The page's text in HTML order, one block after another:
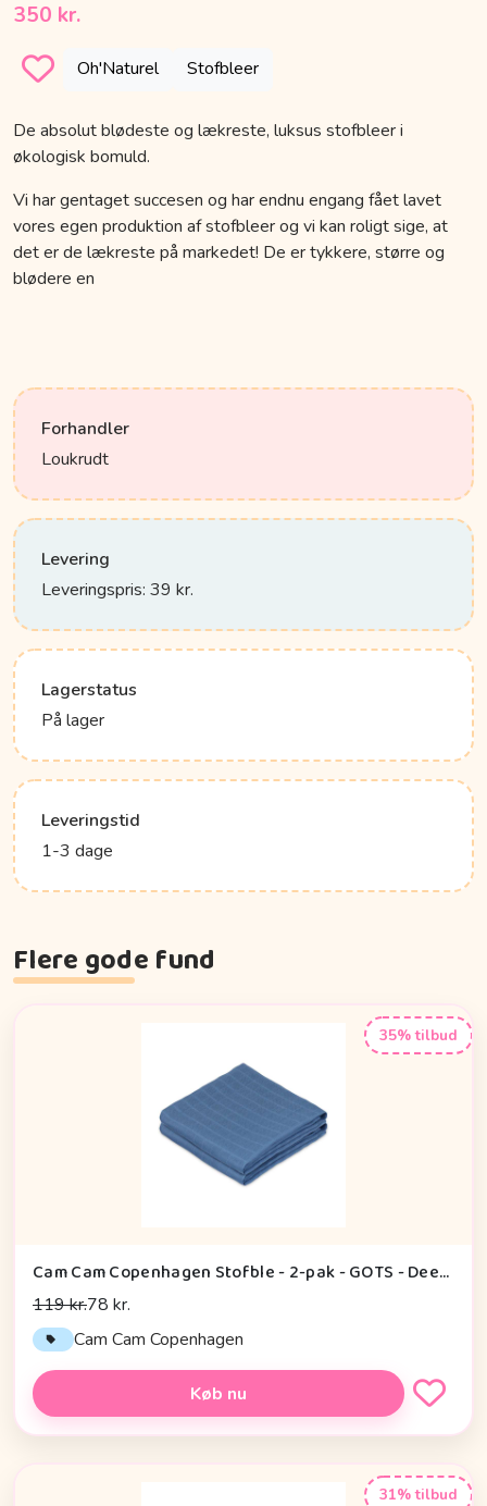
350 kr.
Oh'Naturel Stofbleer
De absolut blødeste og lækreste, luksus stofbleer i
økologisk bomuld.
Vi har gentaget succesen og har endnu engang fået lavet
vores egen produktion af stofbleer og vi kan roligt sige, at
det er de lækreste på markedet! De er tykkere, større og
blødere en
Forhandler
Loukrudt
Levering
Leveringspris: 39 kr.
Lagerstatus
På lager
Leveringstid
1-3 dage
Flere gode fund
35% tilbud
Cam Cam Copenhagen Stofble - 2-pak - GOTS - Deep Blue
119 kr.78 kr.
Cam Cam Copenhagen
Køb nu
31% tilbud